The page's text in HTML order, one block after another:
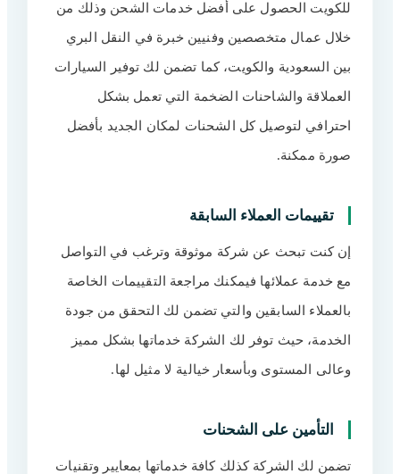
للكويت الحصول على أفضل خدمات الشحن وذلك من
خلال عمال متخصصين وفنيين خبرة في النقل البري
بين السعودية والكويت، كما تضمن لك توفير السيارات
العملاقة والشاحنات الضخمة التي تعمل بشكل
احترافي لتوصيل كل الشحنات لمكان الجديد بأفضل
صورة ممكنة.
تقييمات العملاء السابقة
إن كنت تبحث عن شركة موثوقة وترغب في التواصل
مع خدمة عملائها فيمكنك مراجعة التقييمات الخاصة
بالعملاء السابقين والتي تضمن لك التحقق من جودة
الخدمة، حيث توفر لك الشركة خدماتها بشكل مميز
وعالى المستوى وبأسعار خيالية لا مثيل لها.
التأمين على الشحنات
تضمن لك الشركة كذلك كافة خدماتها بمعايير وتقنيات